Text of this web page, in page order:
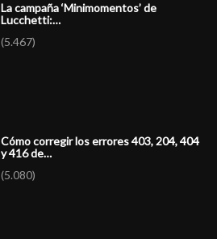
La campaña ‘Minimomentos’ de
Lucchetti:…
(5.467)
Cómo corregir los errores 403, 204, 404
y 416 de…
(5.080)